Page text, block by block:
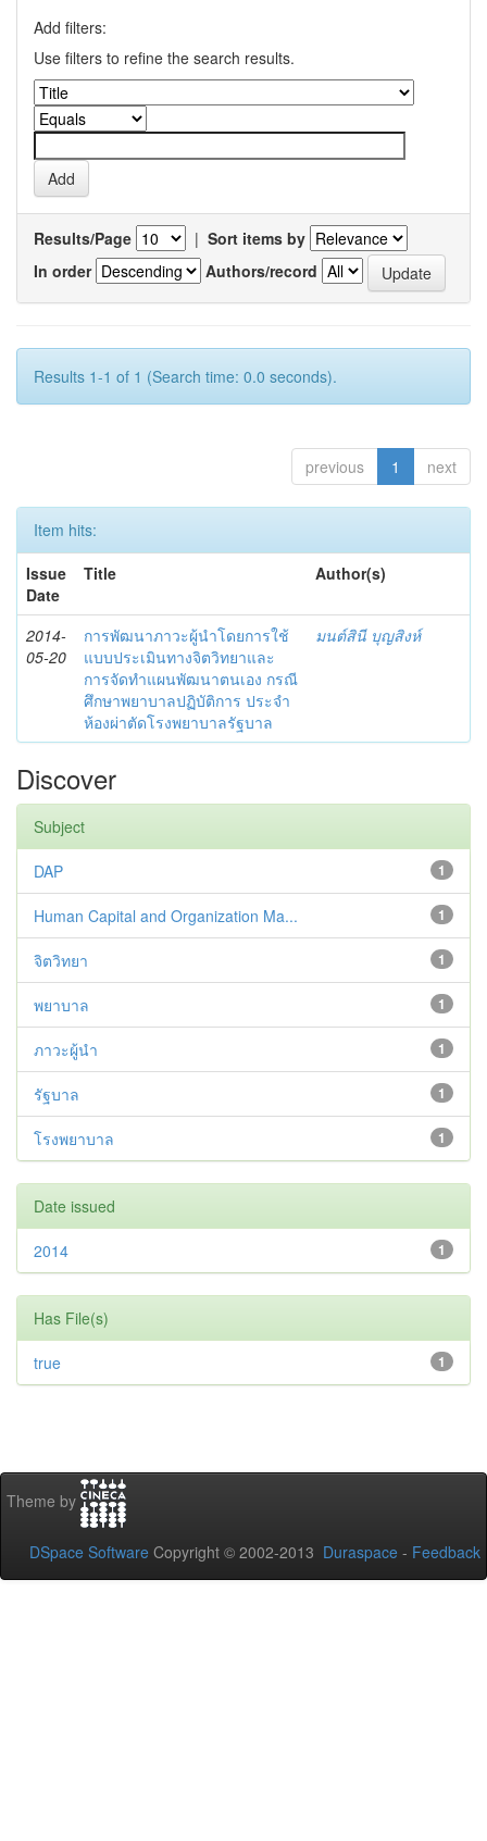
Add filters:
Use filters to refine the search results.
Results/Page | Sort items by
In order
Authors/record
Results 1-1 of 1 (Search time: 0.0 seconds).
previous 1 next
Item hits:
Issue
Date
Title Author(s)
2014-
05-20
การพัฒนาภาวะผู้นำโดยการใช้
แบบประเมินทางจิตวิทยาและ
การจัดทำแผนพัฒนาตนเอง กรณี
ศึกษาพยาบาลปฏิบัติการ ประจำ
ห้องผ่าตัดโรงพยาบาลรัฐบาล
มนต์สินี บุญสิงห์
Discover
Subject
1
DAP
1
Human Capital and Organization Ma...
1
จิตวิทยา
1
พยาบาล
1
ภาวะผู้นำ
1
รัฐบาล
1
โรงพยาบาล
Date issued
1
2014
Has File(s)
1
true
Theme by
DSpace Software Copyright © 2002-2013 Duraspace - Feedback